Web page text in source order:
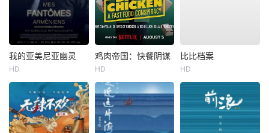
我的亚美尼亚幽灵
HD
鸡肉帝国：快餐阴谋
HD
比比档案
HD